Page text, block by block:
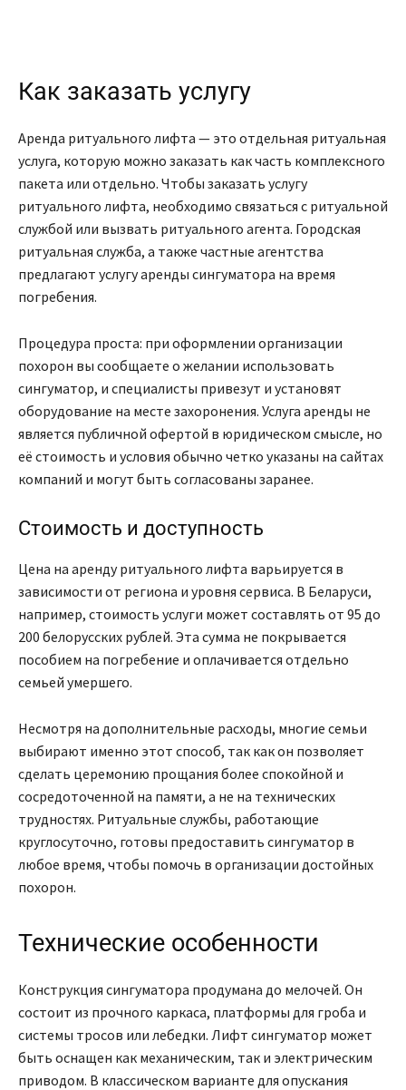
Как заказать услугу
Аренда ритуального лифта — это отдельная ритуальная
услуга, которую можно заказать как часть комплексного
пакета или отдельно. Чтобы заказать услугу
ритуального лифта, необходимо связаться с ритуальной
службой или вызвать ритуального агента. Городская
ритуальная служба, а также частные агентства
предлагают услугу аренды сингуматора на время
погребения.
Процедура проста: при оформлении организации
похорон вы сообщаете о желании использовать
сингуматор, и специалисты привезут и установят
оборудование на месте захоронения. Услуга аренды не
является публичной офертой в юридическом смысле, но
её стоимость и условия обычно четко указаны на сайтах
компаний и могут быть согласованы заранее.
Стоимость и доступность
Цена на аренду ритуального лифта варьируется в
зависимости от региона и уровня сервиса. В Беларуси,
например, стоимость услуги может составлять от 95 до
200 белорусских рублей. Эта сумма не покрывается
пособием на погребение и оплачивается отдельно
семьей умершего.
Несмотря на дополнительные расходы, многие семьи
выбирают именно этот способ, так как он позволяет
сделать церемонию прощания более спокойной и
сосредоточенной на памяти, а не на технических
трудностях. Ритуальные службы, работающие
круглосуточно, готовы предоставить сингуматор в
любое время, чтобы помочь в организации достойных
похорон.
Технические особенности
Конструкция сингуматора продумана до мелочей. Он
состоит из прочного каркаса, платформы для гроба и
системы тросов или лебедки. Лифт сингуматор может
быть оснащен как механическим, так и электрическим
приводом. В классическом варианте для опускания